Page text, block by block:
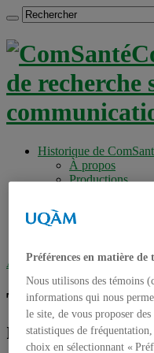
de recherche
Historique de
À propos
Productions
Chercheurs
Accueil»Tag archives :
Tag archives
marche
Préférences en matière de
Nous utilisons des témoins
informations qui nous
le site, de vous proposer
statistiques de
choix en sélectionnant «